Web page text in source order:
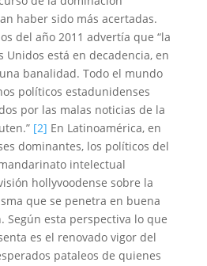
haber sido más acertadas.
del año 2011 advertía que “la
Unidos está en decadencia, en
banalidad. Todo el mundo
políticos estadunidenses
por las malas noticias de la
[2] En Latinoamérica, en
dominantes, los políticos del
intelectual
hollyvoodense sobre la
que se penetra en buena
Según esta perspectiva lo que
es el renovado vigor del
pataleos de quienes